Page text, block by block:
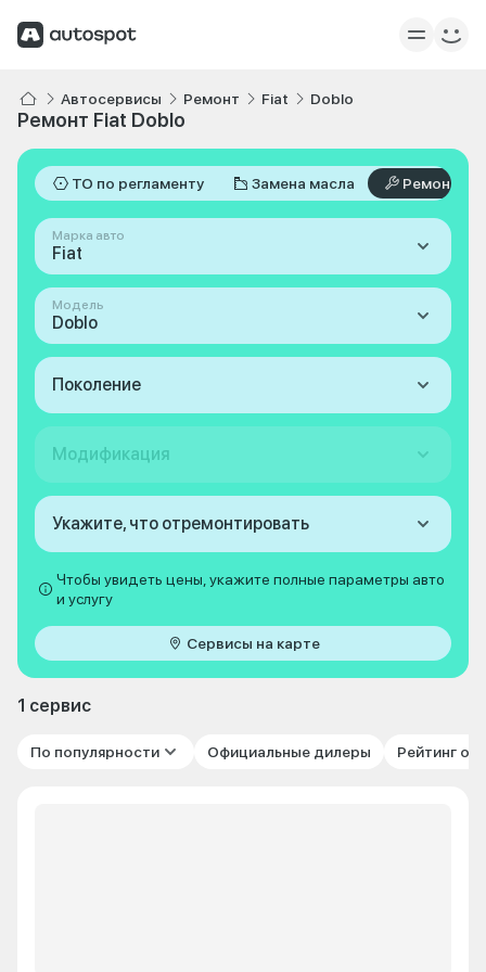
Автосервисы Ремонт Fiat Doblo
Ремонт Fiat Doblo
ТО по регламенту Замена масла Ремонт
Марка авто
Fiat
Модель
Doblo
Поколение
Модификация
Укажите, что отремонтировать
Чтобы увидеть цены, укажите полные параметры авто
и услугу
Сервисы на карте
1 сервис
По популярности Официальные дилеры Рейтинг